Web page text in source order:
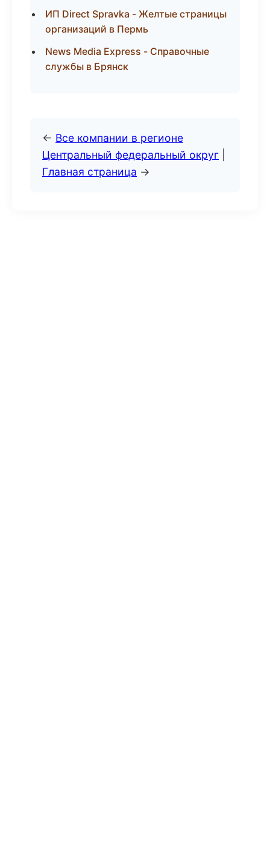
ИП Direct Spravka - Желтые страницы
организаций в Пермь
News Media Express - Справочные
службы в Брянск
← Все компании в регионе
Центральный федеральный округ
Главная страница →